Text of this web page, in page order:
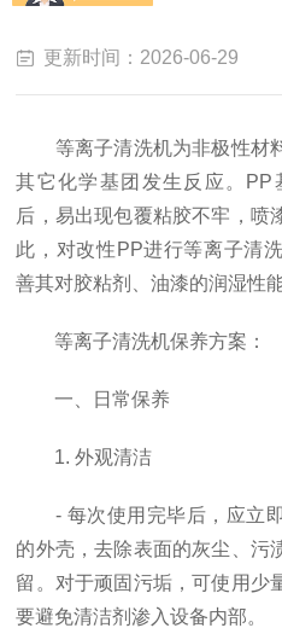
更新时间：2026-06-29
等离子清洗机为非极性材
其它化学基团发生反应。
后，易出现包覆粘胶不牢，喷
此，对改性PP进行等离子清
善其对胶粘剂、油漆的润湿性能
等离子清洗机保养方案：
一、日常保养
1. 外观清洁
- 每次使用完毕后，应立即
的外壳，去除表面的灰尘、污
留。对于顽固污垢，可使用少
要避免清洁剂渗入设备内部。